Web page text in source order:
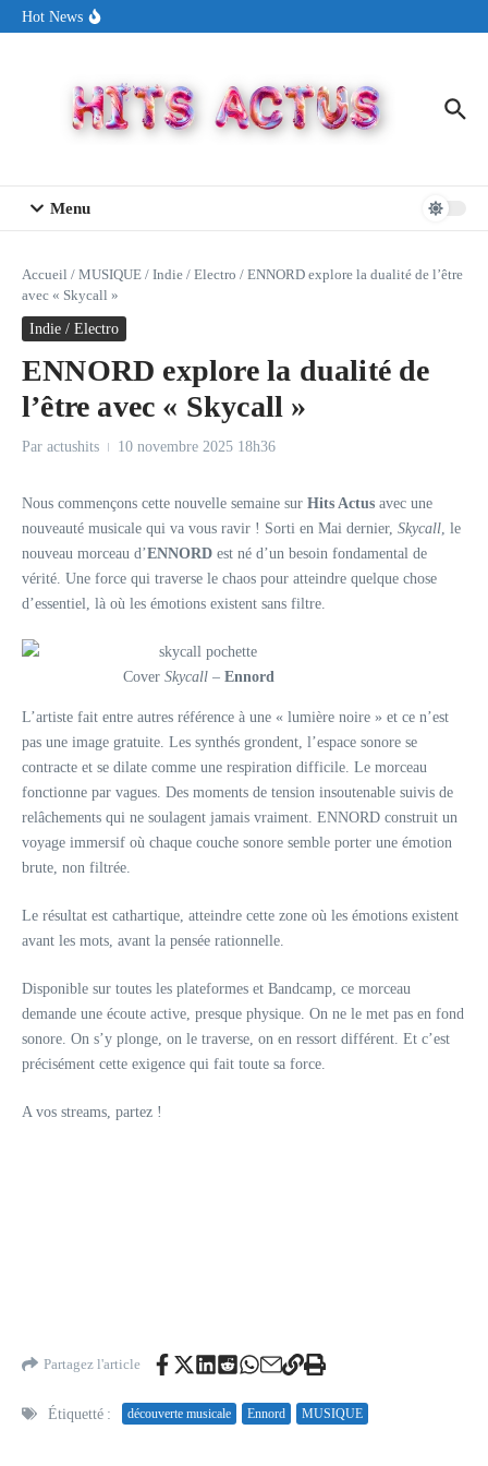
Aller au contenu
Hot News
« New Day »
Menu
Accueil / MUSIQUE / Indie / Electro / ENNORD explore la dualité de l’être
avec « Skycall »
Indie / Electro
ENNORD explore la dualité de
l’être avec « Skycall »
Par actushits 10 novembre 2025 18h36
Nous commençons cette nouvelle semaine sur Hits Actus avec une
nouveauté musicale qui va vous ravir ! Sorti en Mai dernier, Skycall, le
nouveau morceau d’ENNORD est né d’un besoin fondamental de
vérité. Une force qui traverse le chaos pour atteindre quelque chose
d’essentiel, là où les émotions existent sans filtre.
Cover Skycall – Ennord
L’artiste fait entre autres référence à une « lumière noire » et ce n’est
pas une image gratuite. Les synthés grondent, l’espace sonore se
contracte et se dilate comme une respiration difficile. Le morceau
fonctionne par vagues. Des moments de tension insoutenable suivis de
relâchements qui ne soulagent jamais vraiment. ENNORD construit un
voyage immersif où chaque couche sonore semble porter une émotion
brute, non filtrée.
Le résultat est cathartique, atteindre cette zone où les émotions existent
avant les mots, avant la pensée rationnelle.
Disponible sur toutes les plateformes et Bandcamp, ce morceau
demande une écoute active, presque physique. On ne le met pas en fond
sonore. On s’y plonge, on le traverse, on en ressort différent. Et c’est
précisément cette exigence qui fait toute sa force.
A vos streams, partez !
Partagez l'article
Étiquetté : découverte musicale Ennord MUSIQUE